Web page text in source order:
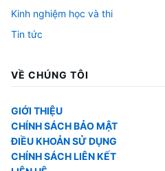
Kinh nghiệm học và thi
Tin tức
VỀ CHÚNG TÔI
GIỚI THIỆU
CHÍNH SÁCH BẢO MẬT
ĐIỀU KHOẢN SỬ DỤNG
CHÍNH SÁCH LIÊN KẾT